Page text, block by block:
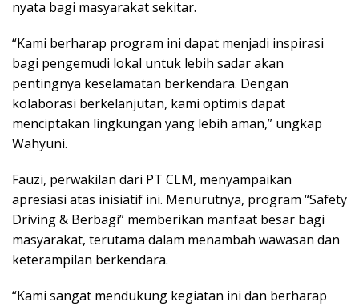
nyata bagi masyarakat sekitar.
“Kami berharap program ini dapat menjadi inspirasi
bagi pengemudi lokal untuk lebih sadar akan
pentingnya keselamatan berkendara. Dengan
kolaborasi berkelanjutan, kami optimis dapat
menciptakan lingkungan yang lebih aman,” ungkap
Wahyuni.
Fauzi, perwakilan dari PT CLM, menyampaikan
apresiasi atas inisiatif ini. Menurutnya, program “Safety
Driving & Berbagi” memberikan manfaat besar bagi
masyarakat, terutama dalam menambah wawasan dan
keterampilan berkendara.
“Kami sangat mendukung kegiatan ini dan berharap